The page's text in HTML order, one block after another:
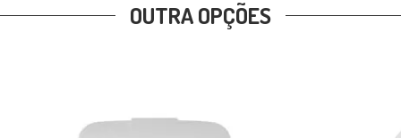
OUTRA OPÇÕES